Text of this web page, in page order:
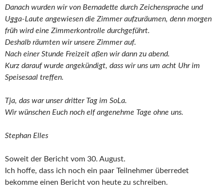
Danach wurden wir von Bernadette durch Zeichensprache und
Ugga-Laute angewiesen die Zimmer aufzuräumen, denn morgen
früh wird eine Zimmerkontrolle durchgeführt.
Deshalb räumten wir unsere Zimmer auf.
Nach einer Stunde Freizeit aßen wir dann zu abend.
Kurz darauf wurde angekündigt, dass wir uns um acht Uhr im
Speisesaal treffen.
Tja, das war unser dritter Tag im SoLa.
Wir wünschen Euch noch elf angenehme Tage ohne uns.
Stephan Elles
Soweit der Bericht vom 30. August.
Ich hoffe, dass ich noch ein paar Teilnehmer überredet
bekomme einen Bericht von heute zu schreiben.